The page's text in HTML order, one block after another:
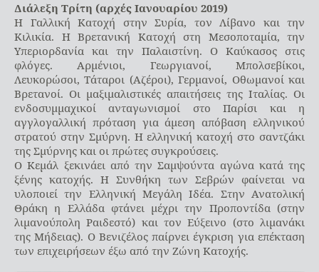
Διάλεξη Τρίτη (αρχές Ιανουαρίου 2019)
Η Γαλλική Κατοχή στην Συρία, τον Λίβανο και την
Κιλικία. Η Βρετανική Κατοχή στη Μεσοποταμία, την
Υπεριορδανία και την Παλαιστίνη. Ο Καύκασος στις
φλόγες. Αρμένιοι, Γεωργιανοί, Μπολσεβίκοι,
Λευκορώσοι, Τάταροι (Αζέροι), Γερμανοί, Οθωμανοί και
Βρετανοί. Οι μαξιμαλιστικές απαιτήσεις της Ιταλίας. Οι
ενδοσυμμαχικοί ανταγωνισμοί στο Παρίσι και η
αγγλογαλλική πρόταση για άμεση απόβαση ελληνικού
στρατού στην Σμύρνη. Η ελληνική κατοχή στο σαντζάκι
της Σμύρνης και οι πρώτες συγκρούσεις.
Ο Κεμάλ ξεκινάει από την Σαμψούντα αγώνα κατά της
ξένης κατοχής. Η Συνθήκη των Σεβρών φαίνεται να
υλοποιεί την Ελληνική Μεγάλη Ιδέα. Στην Ανατολική
Θράκη η Ελλάδα φτάνει μέχρι την Προποντίδα (στην
λιμανούπολη Ραιδεστό) και τον Εύξεινο (στο λιμανάκι
της Μήδειας). Ο Βενιζέλος παίρνει έγκριση για επέκταση
των επιχειρήσεων έξω από την Ζώνη Κατοχής.